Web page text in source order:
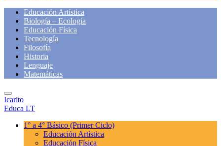
Educación Artística
Biología – Ecología
Educación Física
Tecnología
Filosofía
Historia
Lenguaje
Matemáticas
Icarito
Educa LT
1° a 4° Básico (Primer Ciclo)
Educación Artística
Educación Física